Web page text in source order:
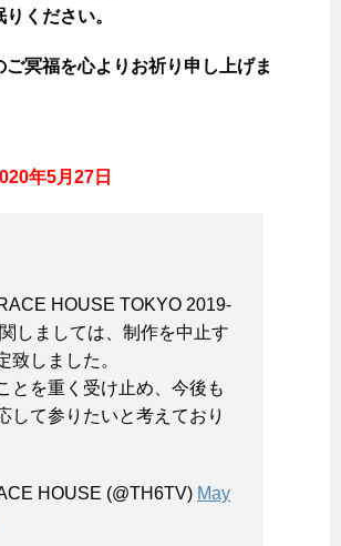
ください。
ご冥福を心よりお祈り申し上げま
年5月27日
HOUSE TOKYO 2019-
しましては、制作を中止す
致しました。
とを重く受け止め、今後も
して参りたいと考えており
HOUSE (@TH6TV) May